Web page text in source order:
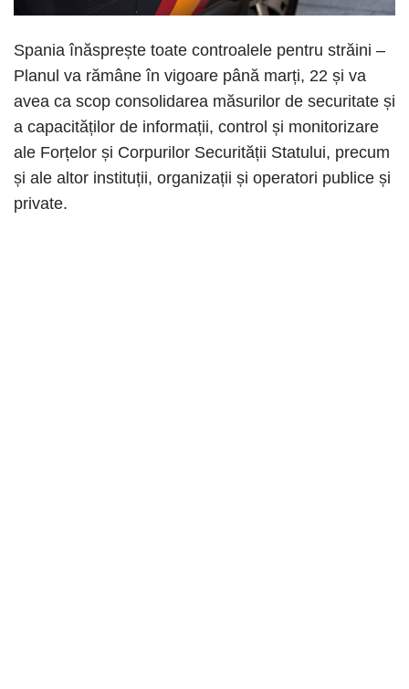
Spania înăsprește toate controalele pentru străini –
Planul va rămâne în vigoare până marți, 22 și va
avea ca scop consolidarea măsurilor de securitate și
a capacităților de informații, control și monitorizare
ale Forțelor și Corpurilor Securității Statului, precum
și ale altor instituții, organizații și operatori publice și
private.